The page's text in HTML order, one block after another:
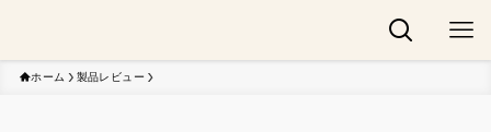
ホーム 製品レビュー